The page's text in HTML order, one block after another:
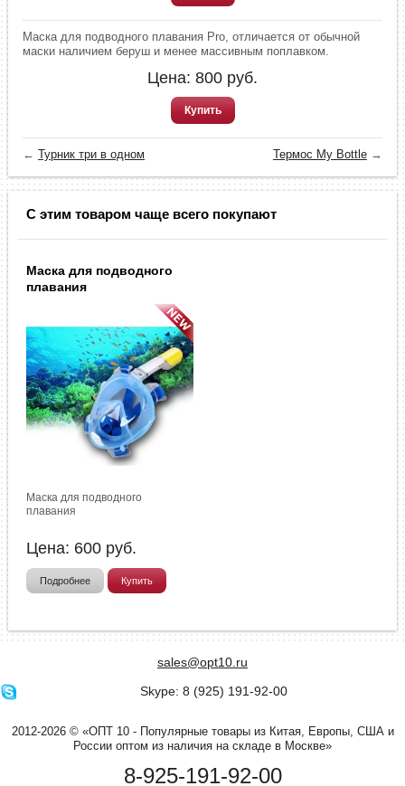
Маска для подводного плавания Pro, отличается от обычной
маски наличием беруш и менее массивным поплавком.
Цена: 800 руб.
Купить
←Турник три в одном Термос My Bottle→
С этим товаром чаще всего покупают
Маска для подводного
плавания
Маска для подводного
плавания
Цена: 600 руб.
Подробнее Купить
sales@opt10.ru
Skype: 8 (925) 191-92-00
2012-2026 © «ОПТ 10 - Популярные товары из Китая, Европы, США и
России оптом из наличия на складе в Москве»
8-925-191-92-00